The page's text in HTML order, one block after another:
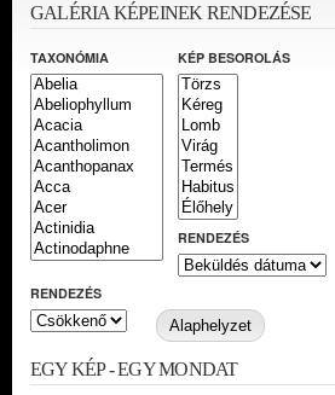
GALÉRIA KÉPEINEK RENDEZÉSE
TAXONÓMIA KÉP BESOROLÁS
RENDEZÉS
RENDEZÉS
EGY KÉP - EGY MONDAT